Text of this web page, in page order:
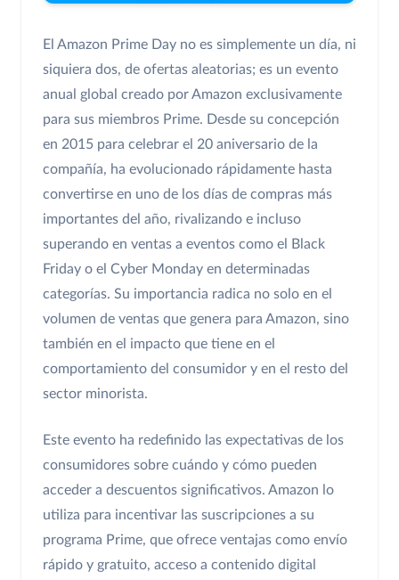
El Amazon Prime Day no es simplemente un día, ni
siquiera dos, de ofertas aleatorias; es un evento
anual global creado por Amazon exclusivamente
para sus miembros Prime. Desde su concepción
en 2015 para celebrar el 20 aniversario de la
compañía, ha evolucionado rápidamente hasta
convertirse en uno de los días de compras más
importantes del año, rivalizando e incluso
superando en ventas a eventos como el Black
Friday o el Cyber Monday en determinadas
categorías. Su importancia radica no solo en el
volumen de ventas que genera para Amazon, sino
también en el impacto que tiene en el
comportamiento del consumidor y en el resto del
sector minorista.
Este evento ha redefinido las expectativas de los
consumidores sobre cuándo y cómo pueden
acceder a descuentos significativos. Amazon lo
utiliza para incentivar las suscripciones a su
programa Prime, que ofrece ventajas como envío
rápido y gratuito, acceso a contenido digital